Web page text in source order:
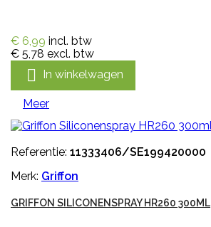
€ 6,99 incl. btw
€ 5,78 excl. btw
 In winkelwagen
Meer
Referentie: 11333406/SE199420000
Merk: Griffon
GRIFFON SILICONENSPRAY HR260 300ML